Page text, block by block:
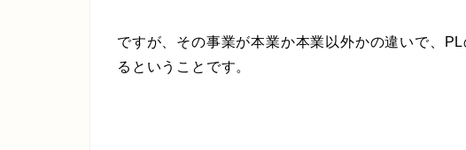
ですが、その事業が本業か本業以外かの違いで、
るということです。